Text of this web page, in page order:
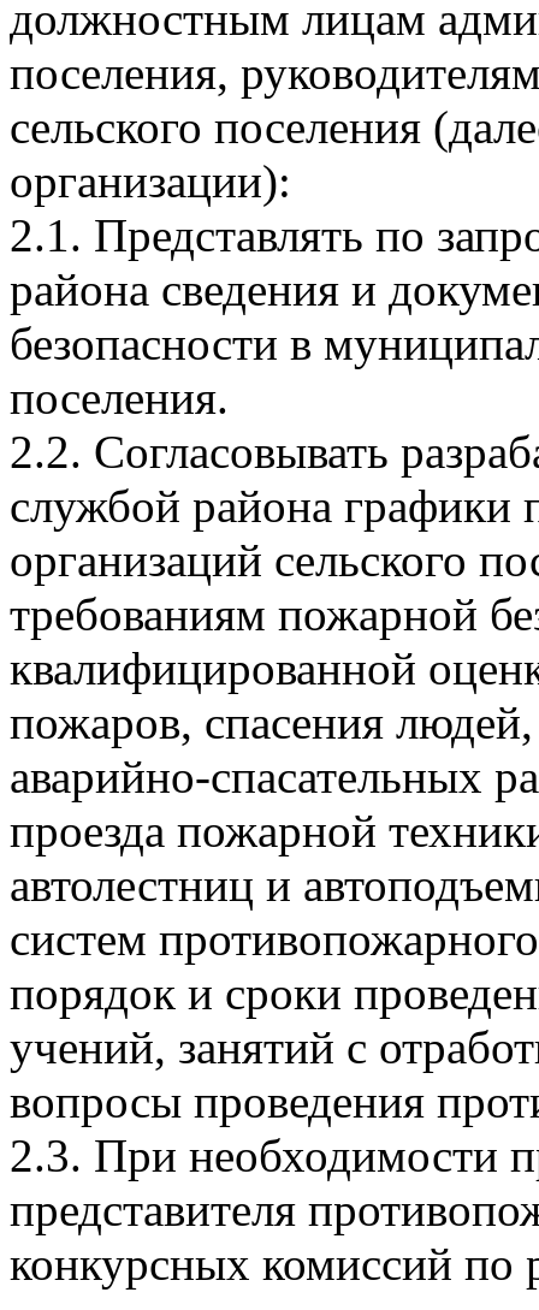
должностным лицам
поселения,
сельского поселения
организации):
2.1. Представлять по
района сведения и
безопасности в
поселения.
2.2. Согласовывать
службой района
организаций сельского
требованиям пожарной
квалифицированной
пожаров, спасения
аварийно-спасательных
проезда пожарной
автолестниц и
систем
порядок и сроки
учений, занятий с
вопросы проведения
2.3. При необходимости
представителя
конкурсных комиссий по